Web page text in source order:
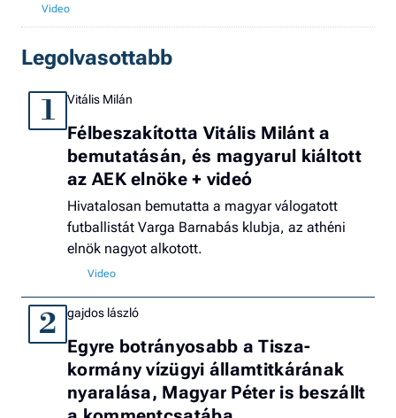
Legolvasottabb
1 Vitális Milán
Félbeszakította Vitális Milánt a
bemutatásán, és magyarul kiáltott
az AEK elnöke + videó
Hivatalosan bemutatta a magyar válogatott
futballistát Varga Barnabás klubja, az athéni
elnök nagyot alkotott.
2 gajdos lászló
Egyre botrányosabb a Tisza-
kormány vízügyi államtitkárának
nyaralása, Magyar Péter is beszállt